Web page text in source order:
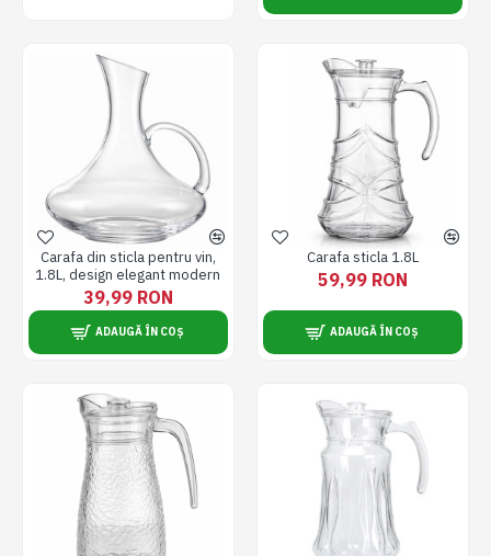
Carafa din sticla pentru vin,
1.8L, design elegant modern
39,99 RON
ADAUGĂ ÎN COȘ
Carafa sticla 1.8L
59,99 RON
ADAUGĂ ÎN COȘ